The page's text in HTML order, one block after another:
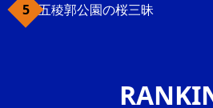
五稜郭公園の桜三昧